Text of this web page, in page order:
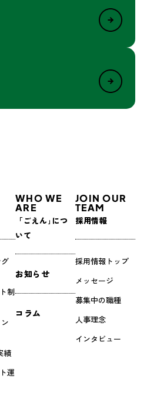
制
績
運
WHO WE
ARE
「ごえん｣につ
いて
お知らせ
コラム
JOIN OUR
TEAM
採用情報
採用情報トップ
メッセージ
募集中の職種
人事理念
インタビュー